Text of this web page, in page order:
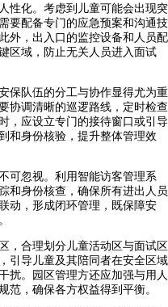
性化。考虑到儿童可能会出现突
要配备专门的应急预案和沟通技
外，出入口的监控设备和人员配
区域，防止无关人员进入面试
保队伍的分工与协作显得尤为重
协调清晰的巡逻路线，定时检查
，应设立专门的接待窗口或引导
和身份核验，提升整体管理效
可忽视。利用智能访客管理系
和身份核查，确保所有进出人员
动，形成闭环管理，既保障安
，合理划分儿童活动区与面试区
引导儿童及其陪同者在安全区域
扰。园区管理方还应加强与用人
范，确保各方权益得到平衡。